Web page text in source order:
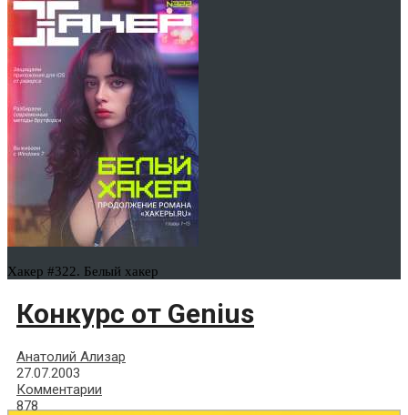
Хакер #322. Белый хакер
Конкурс от Genius
Анатолий Ализар
27.07.2003
Комментарии
878